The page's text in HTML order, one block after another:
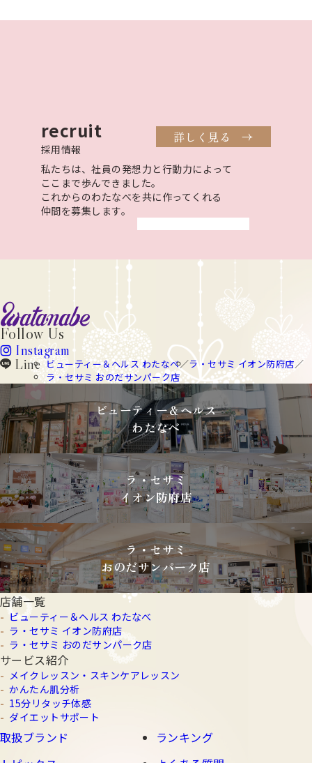
recruit
採用情報
私たちは、​社員の​発想力と​行動力に​よって​
ここまで​歩んできました。
​これからの​わた​なべを​共に​作ってくれる
仲間を​募集します。
詳しく見る
watanabe
ビューティー＆ヘルス
わたなべ
ラ・セサミ
イオン防府店
ラ・セサミ
おのだサンパーク店
Follow Us
instagram Instagram
line Line ビューティー＆ヘルス わたなべ
ラ・セサミ イオン防府店
ラ・セサミ おのだサンパーク店
店舗一覧
ビューティー＆ヘルス わたなべ
ラ・セサミ イオン防府店
ラ・セサミ おのだサンパーク店
サービス紹介
メイクレッスン・スキンケアレッスン
かんたん肌分析
15分リタッチ体感
ダイエットサポート
取扱ブランド
ランキング